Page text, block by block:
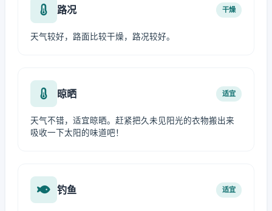
路况 干燥
天气较好，路面比较干燥，路况较好。
晾晒 适宜
天气不错，适宜晾晒。赶紧把久未见阳光的衣物搬出来
吸收一下太阳的味道吧！
钓鱼 适宜